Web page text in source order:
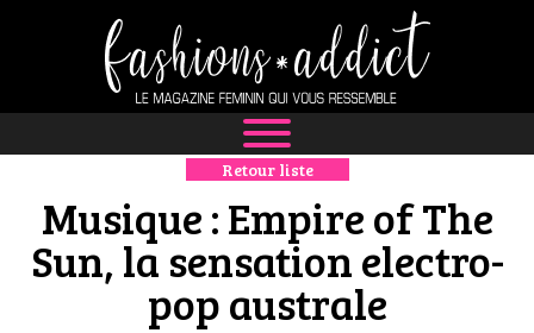
NEWS
MODE
LUXE
Retour liste
Musique : Empire of The
Sun, la sensation electro-
pop australe